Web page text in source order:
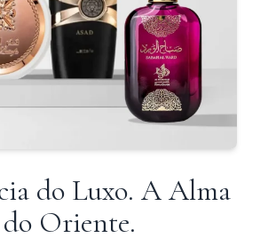
do Luxo. A Alma
do Oriente.